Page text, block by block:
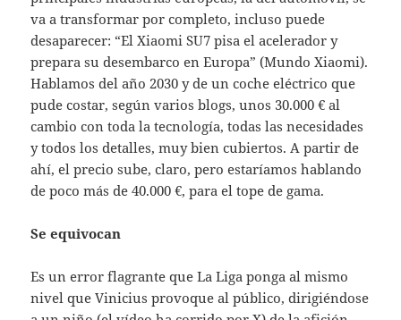
va a transformar por completo, incluso puede
desaparecer: “El Xiaomi SU7 pisa el acelerador y
prepara su desembarco en Europa” (Mundo Xiaomi).
Hablamos del año 2030 y de un coche eléctrico que
pude costar, según varios blogs, unos 30.000 € al
cambio con toda la tecnología, todas las necesidades
y todos los detalles, muy bien cubiertos. A partir de
ahí, el precio sube, claro, pero estaríamos hablando
de poco más de 40.000 €, para el tope de gama.
Se equivocan
Es un error flagrante que La Liga ponga al mismo
nivel que Vinicius provoque al público, dirigiéndose